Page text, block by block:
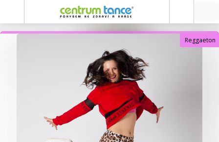
Reggaeton